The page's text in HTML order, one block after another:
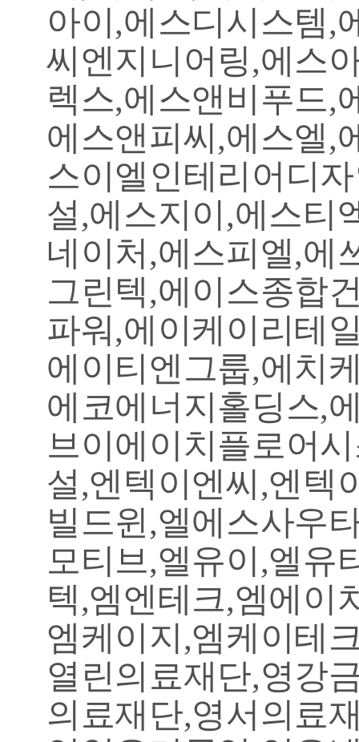
아이,에스디시스템,
씨엔지니어링,에스
렉스,에스앤비푸드,
에스앤피씨,에스엘,
스이엘인테리어디
설,에스지이,에스티
네이처,에스피엘,에
그린텍,에이스종합
파워,에이케이리테
에이티엔그룹,에치
에코에너지홀딩스,
브이에이치플로어
설,엔텍이엔씨,엔텍
빌드윈,엘에스사우
모티브,엘유이,엘유
텍,엠엔테크,엠에이
엠케이지,엠케이테
열린의료재단,영강
의료재단,영서의료